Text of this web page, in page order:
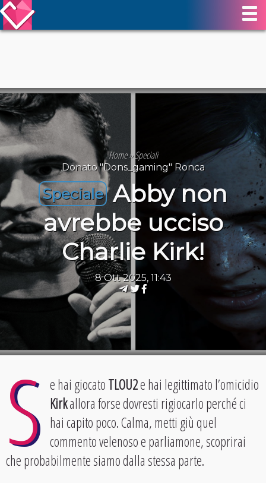
Home»Speciali
Donato "Dons_gaming" Ronca
Speciale Abby non
avrebbe ucciso
Charlie Kirk!
8 Ott 2025, 11:43
S e hai giocatoTLOU2e hai legittimato l’omicidio
Kirkallora forse dovresti rigiocarlo perché ci
hai capito poco. Calma, metti giù quel
commento velenoso e parliamone, scoprirai
che probabilmente siamo dalla stessa parte.